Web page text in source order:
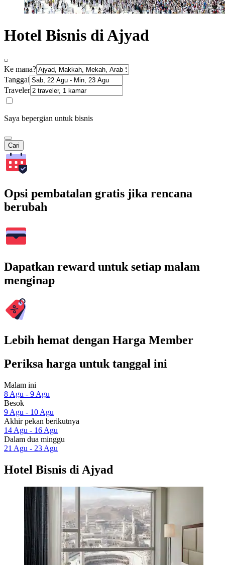
Hotel Bisnis di Ajyad
Ke mana?
Tanggal
Traveler
Saya bepergian untuk bisnis
Cari
Opsi pembatalan gratis jika rencana
berubah
Dapatkan reward untuk setiap malam
menginap
Lebih hemat dengan Harga Member
Periksa harga untuk tanggal ini
Malam ini
8 Agu - 9 Agu
Besok
9 Agu - 10 Agu
Akhir pekan berikutnya
14 Agu - 16 Agu
Dalam dua minggu
21 Agu - 23 Agu
Hotel Bisnis di Ajyad